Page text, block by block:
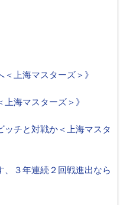
＜上海マスターズ＞》
上海マスターズ＞》
ッチと対戦か＜上海マスタ
、３年連続２回戦進出なら